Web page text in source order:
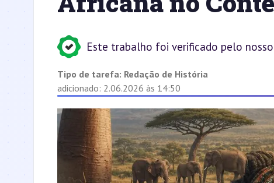
Este trabalho foi verificado pelo
Tipo de tarefa: Redação de História
adicionado: 2.06.2026 às 14:50